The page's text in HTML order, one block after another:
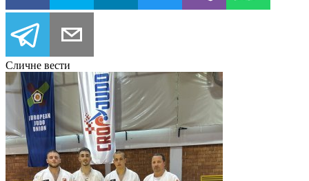
Сличне вести